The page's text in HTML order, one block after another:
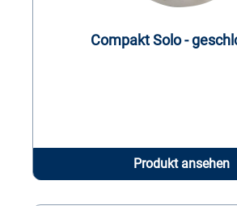
Compakt Solo -
Produkt ansehen